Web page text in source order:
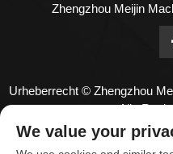
Zhengzhou Meijin
Urheberrecht © Zhengzhou
Alle
We value your